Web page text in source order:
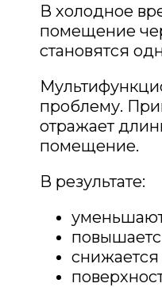
В холодное
помещение
становятся
проблему.
отражает
помещение.
В результате:
снижается